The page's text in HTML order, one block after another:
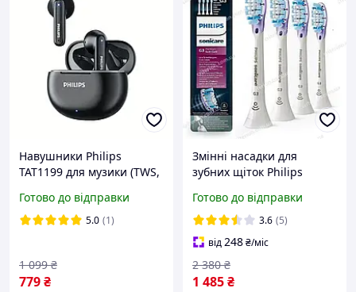
Навушники Philips
TAT1199 для музики (TWS,
5.4, чорні)
Готово до відправки
5.0 (1)
779₴
1 099 ₴
Змінні насадки для
зубних щіток Philips
HX9054/65 4 шт.
Готово до відправки
3.6 (5)
від248₴/міс
1 485₴
2 380 ₴